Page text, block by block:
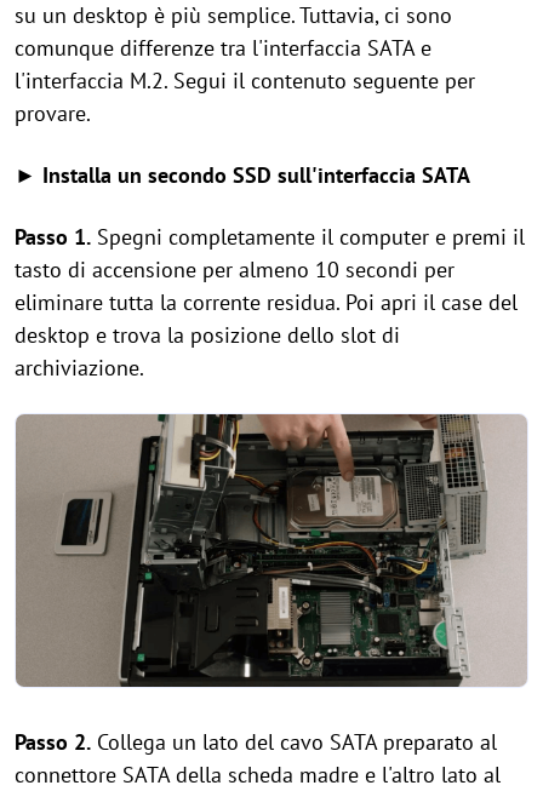
su un desktop è più semplice. Tuttavia, ci sono
comunque differenze tra l'interfaccia SATA e
l'interfaccia M.2. Segui il contenuto seguente per
provare.
► Installa un secondo SSD sull'interfaccia SATA
Passo 1. Spegni completamente il computer e premi il
tasto di accensione per almeno 10 secondi per
eliminare tutta la corrente residua. Poi apri il case del
desktop e trova la posizione dello slot di
archiviazione.
Passo 2. Collega un lato del cavo SATA preparato al
connettore SATA della scheda madre e l'altro lato al